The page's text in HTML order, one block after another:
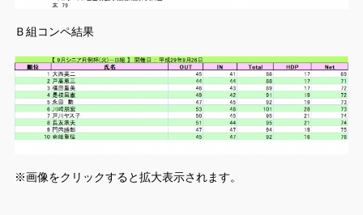
Ｂ組コンペ結果
※画像をクリックすると拡大表示されます。